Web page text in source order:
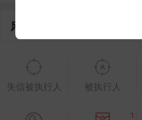
风险信息
失信被执行人 被执行人
1
权益说明
企业全部电话